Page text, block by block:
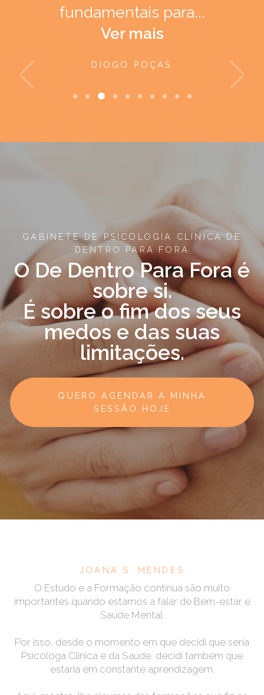
fundamentais para...
Ver mais
DIOGO POÇAS
Previous
GABINETE DE PSICOLOGIA CLÍNICA DE
DENTRO PARA FORA
O De Dentro Para Fora é
sobre si.
É sobre o fim dos seus
medos e das suas
limitações.
QUERO AGENDAR A MINHA
SESSÃO HOJE
JOANA S. MENDES
O Estudo e a Formação contínua são muito
importantes quando estamos a falar de Bem-estar e
Saúde Mental.
Por isso, desde o momento em que decidi que seria
Psicóloga Clínica e da Saúde, decidi também que
estaria em constante aprendizagem.